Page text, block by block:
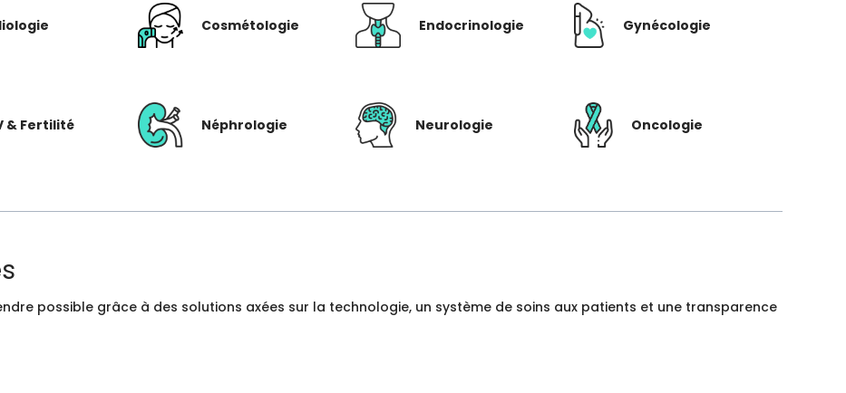
Cosmétologie Endocrinologie Gynécologie
& Fertilité Néphrologie Neurologie Oncologie
possible grâce à des solutions axées sur la technologie, un système de soins aux patients et une transparence